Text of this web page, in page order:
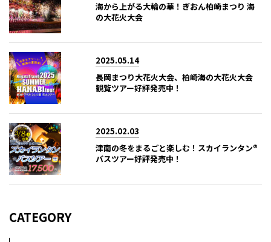
海から上がる大輪の華！ぎおん柏崎まつり 海
の大花火大会
2025.05.14
長岡まつり大花火大会、柏崎海の大花火大会
観覧ツアー好評発売中！
2025.02.03
津南の冬をまるごと楽しむ！スカイランタン®
バスツアー好評発売中！
CATEGORY